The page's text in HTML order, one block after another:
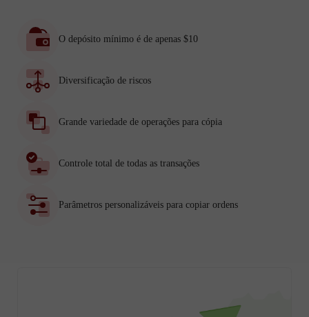
O depósito mínimo é de apenas $10
Diversificação de riscos
Grande variedade de operações para cópia
Controle total de todas as transações
Parâmetros personalizáveis para copiar ordens